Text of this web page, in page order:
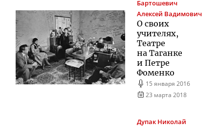
Бартошевич
Алексей Вадимович
О своих
учителях,
Театре
на Таганке
и Петре
Фоменко
15 января 2016
23 марта 2018
Дупак Николай